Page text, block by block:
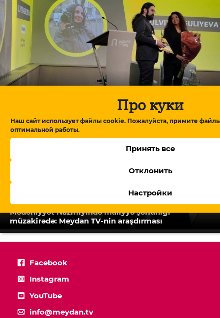
Про куки
Наш сайт использует файлы cookie. Пожалуйста, примите
оптимальной работы.
Принять все
Отклонить
Настройки
Арестованная по «делу Мейдан ТВ» Ульвия Али
удостоена международной награды
Mədəniyyət Nazirliyində maliyyə şəffaflığı
müzakirədə: Meydan TV-nin araşdırması
Facebook
Instagram
YouTube
info@meydan.tv